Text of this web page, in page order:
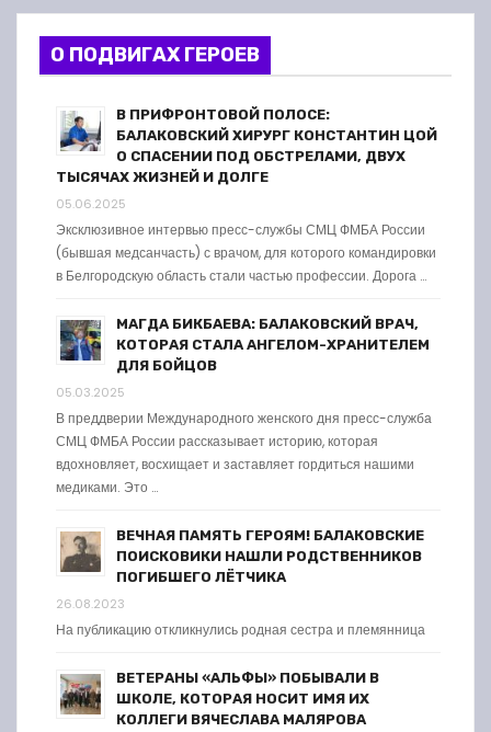
О ПОДВИГАХ ГЕРОЕВ
В ПРИФРОНТОВОЙ ПОЛОСЕ:
БАЛАКОВСКИЙ ХИРУРГ КОНСТАНТИН ЦОЙ
О СПАСЕНИИ ПОД ОБСТРЕЛАМИ, ДВУХ
ТЫСЯЧАХ ЖИЗНЕЙ И ДОЛГЕ
05.06.2025
Эксклюзивное интервью пресс-службы СМЦ ФМБА России
(бывшая медсанчасть) с врачом, для которого командировки
в Белгородскую область стали частью профессии. Дорога …
МАГДА БИКБАЕВА: БАЛАКОВСКИЙ ВРАЧ,
КОТОРАЯ СТАЛА АНГЕЛОМ-ХРАНИТЕЛЕМ
ДЛЯ БОЙЦОВ
05.03.2025
В преддверии Международного женского дня пресс-служба
СМЦ ФМБА России рассказывает историю, которая
вдохновляет, восхищает и заставляет гордиться нашими
медиками. Это …
ВЕЧНАЯ ПАМЯТЬ ГЕРОЯМ! БАЛАКОВСКИЕ
ПОИСКОВИКИ НАШЛИ РОДСТВЕННИКОВ
ПОГИБШЕГО ЛЁТЧИКА
26.08.2023
На публикацию откликнулись родная сестра и племянница
ВЕТЕРАНЫ «АЛЬФЫ» ПОБЫВАЛИ В
ШКОЛЕ, КОТОРАЯ НОСИТ ИМЯ ИХ
КОЛЛЕГИ ВЯЧЕСЛАВА МАЛЯРОВА